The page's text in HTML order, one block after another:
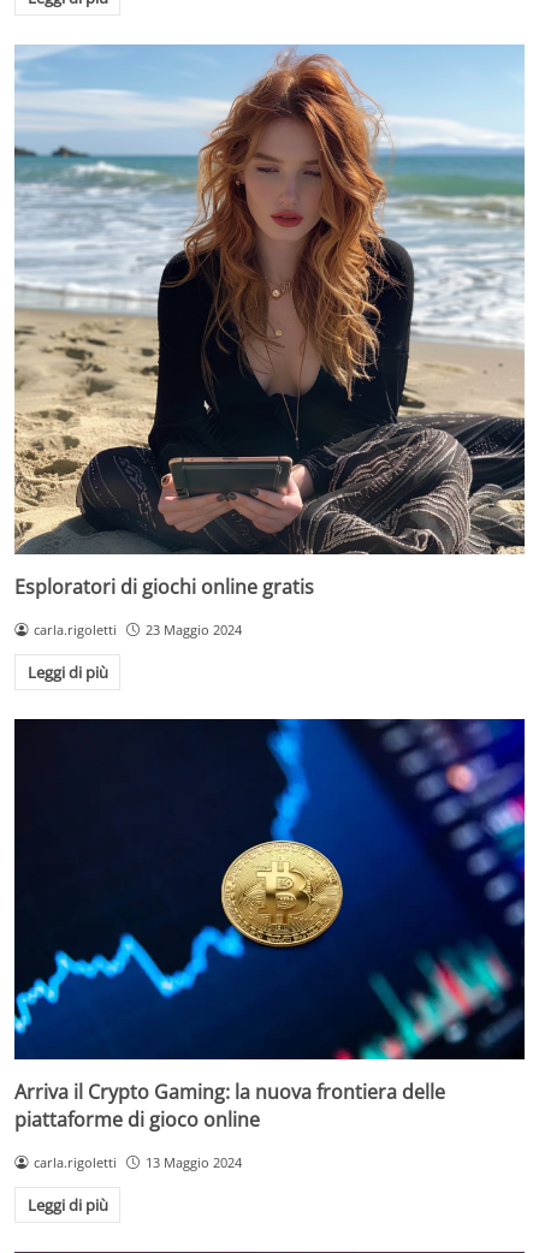
Esploratori di giochi online gratis
carla.rigoletti 23 Maggio 2024
Leggi di più
Arriva il Crypto Gaming: la nuova frontiera delle
piattaforme di gioco online
carla.rigoletti 13 Maggio 2024
Leggi di più